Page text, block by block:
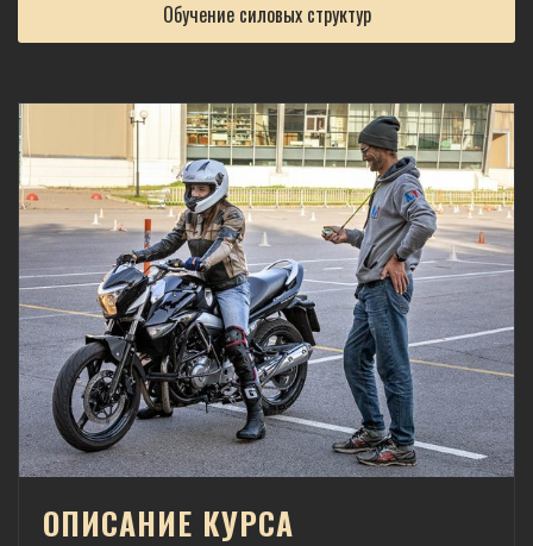
Обучение силовых структур
ОПИСАНИЕ КУРСА